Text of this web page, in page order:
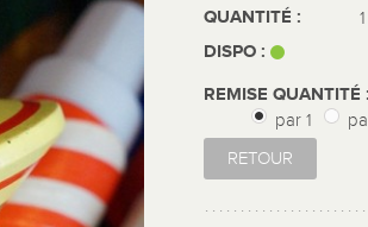
QUANTITÉ :
DISPO :
REMISE QUANTITÉ :
par 1
RETOUR